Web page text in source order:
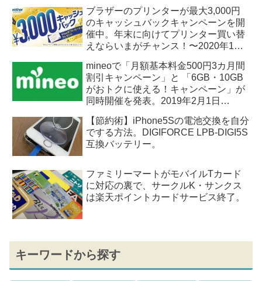
ブラザーのプリンターが最大3,000円
のキャッシュバックキャンペーンを開
催中。年末に向けてプリンター買い替
えならいまがチャンス！〜2020年1月5
mineoで「月額基本料金500円3カ月間
割引キャンペーン」と 「6GB・10GB
がおトクに使える！キャンペーン」が
同時開催を発表。2019年2月1日
【節約術】iPhone5Sの電池交換を自分
でする方法。DIGIFORCE LPB-DIGI5S
互換バッテリー。
ファミリーマートがモバイルTカード
に対応の裏で、サークルK・サンクス
は楽天ポイントカードサービス終了。
キーワードから探す